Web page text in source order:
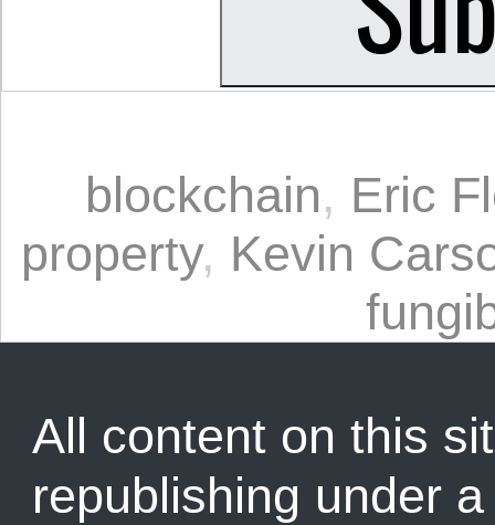
blockchain, Eric
property, Kevin
All content on this
republishing under